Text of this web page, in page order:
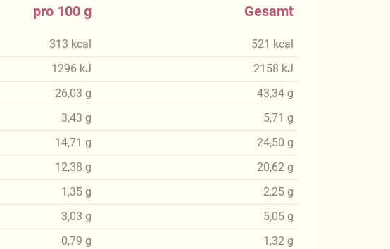
pro 100 g
313 kcal
1296 kJ
26,03 g
3,43 g
14,71 g
12,38 g
1,35 g
3,03 g
0,79 g
Gesamt
521 kcal
2158 kJ
43,34 g
5,71 g
24,50 g
20,62 g
2,25 g
5,05 g
1,32 g